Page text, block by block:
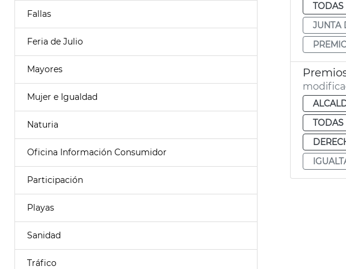
Fallas
Feria de Julio
Mayores
Mujer e Igualdad
Naturia
Oficina Información Consumidor
Participación
Playas
Sanidad
Tráfico
TODAS
JUNTA
TODAS